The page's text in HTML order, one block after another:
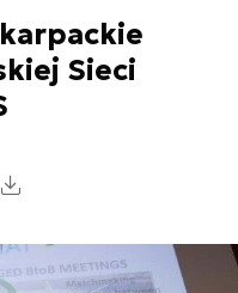
Sieci